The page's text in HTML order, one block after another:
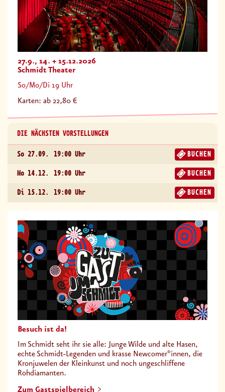
27.9., 14. + 15.12.2026
Schmidt Theater
So/Mo/Di 19 Uhr
Karten: ab 22,80 €
DIE NÄCHSTEN VORSTELLUNGEN
So 27.09. 19:00 Uhr BUCHEN
Mo 14.12. 19:00 Uhr BUCHEN
Di 15.12. 19:00 Uhr BUCHEN
Besuch ist da!
Im Schmidt seht ihr sie alle: Junge Wilde und alte Hasen,
echte Schmidt-Legenden und krasse Newcomer*innen, die
Kronjuwelen der Kleinkunst und noch ungeschliffene
Rohdiamanten.
Zum Gastspielbereich